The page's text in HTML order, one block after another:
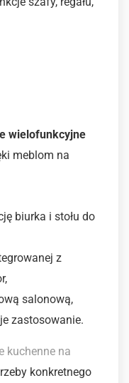
wielofunkcyjne
meblom na
biurka i stołu do
z
salonową,
zastosowanie.
kuchenne na
konkretnego